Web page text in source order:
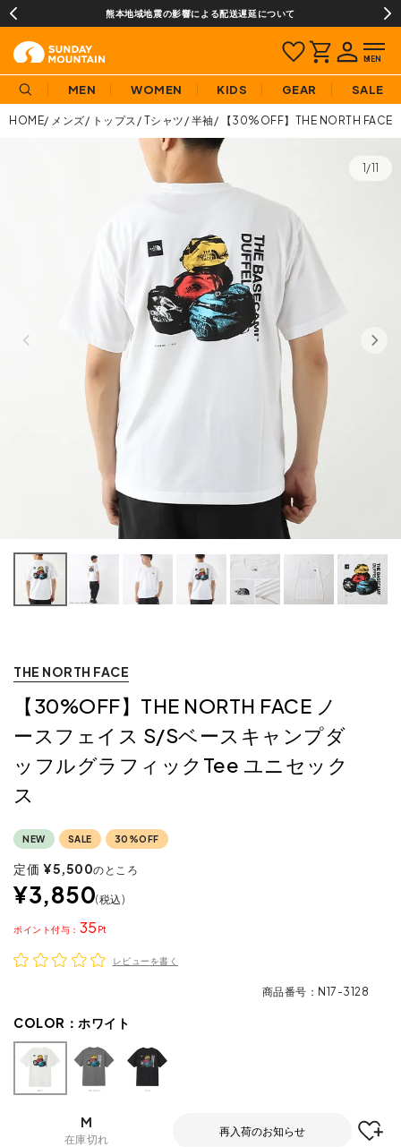
熊本地域地震の影響による配送遅延について
MEN WOMEN KIDS GEAR SALE
HOME メンズ トップス Tシャツ 半袖 【30%OFF】THE NORTH FACE
1/11
THE NORTH FACE
【30%OFF】THE NORTH FACE ノ
ースフェイス S/Sベースキャンプダ
ッフルグラフィックTee ユニセック
ス
NEW SALE 30%OFF
定価 ¥5,500のところ
¥3,850 税込
35
ポイント
レビューを書く
商品番号 N17-3128
COLOR： ホワイト
M
在庫切れ
再入荷のお知らせ